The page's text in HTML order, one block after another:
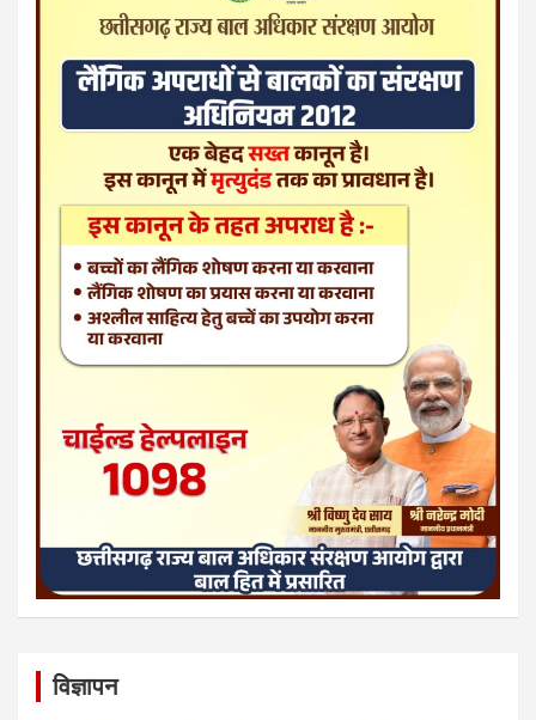
विज्ञापन